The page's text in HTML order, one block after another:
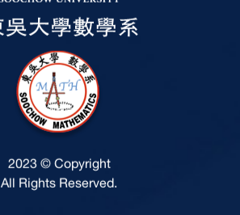
2023 © Copyright
All Rights Reserved.